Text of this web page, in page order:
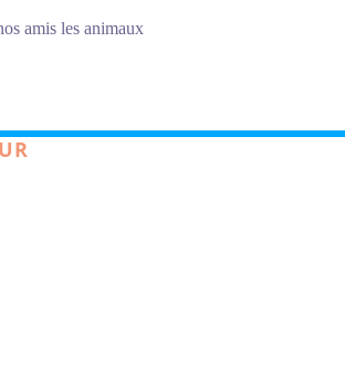
amis les animaux